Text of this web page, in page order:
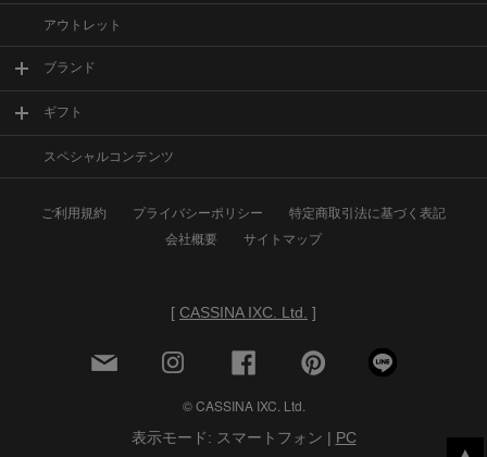
▲
アウトレット
ブランド
ギフト
スペシャルコンテンツ
ご利用規約 プライバシーポリシー
特定商取引法に基づく表記
会社概要
サイトマップ
[ CASSINA IXC. Ltd. ]
© CASSINA IXC. Ltd.
表示モード: スマートフォン | PC